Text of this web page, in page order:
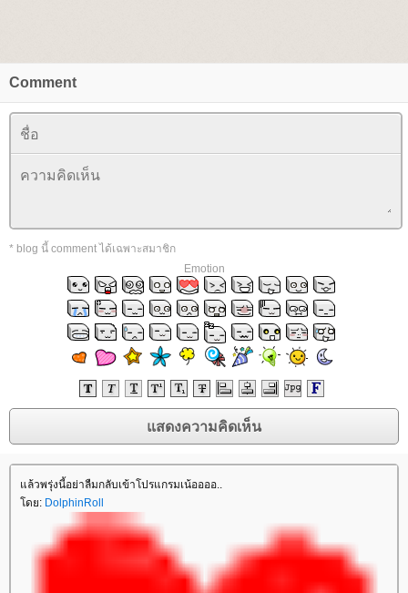
Comment
* blog นี้ comment ได้เฉพาะสมาชิก
Emotion
ล้วพรุ่งนี้อย่าลืมกลับเข้าโปรแกรมเน้ออออ..
ดย: DolphinRoll